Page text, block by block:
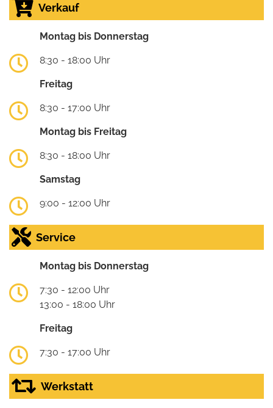
Verkauf
Montag bis Donnerstag
8:30 - 18:00 Uhr
Freitag
8:30 - 17:00 Uhr
Montag bis Freitag
8:30 - 18:00 Uhr
Samstag
9:00 - 12:00 Uhr
Service
Montag bis Donnerstag
7:30 - 12:00 Uhr
13:00 - 18:00 Uhr
Freitag
7:30 - 17:00 Uhr
Werkstatt